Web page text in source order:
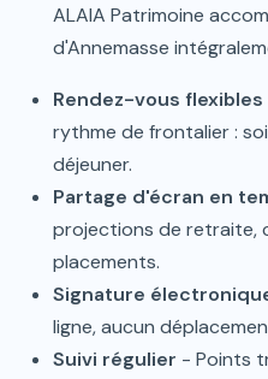
ALAIA Patrimoine
d'Annemasse
Rendez-vous flexibles
rythme de frontalier :
déjeuner.
Partage d'écran en
projections de retraite,
placements.
Signature
ligne, aucun
Suivi régulier - Points